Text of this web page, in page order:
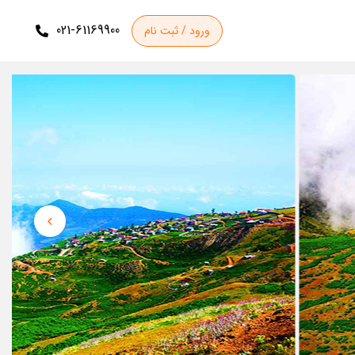
ورود / ثبت نام 021-61169900